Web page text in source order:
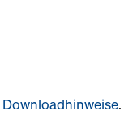
Downloadhinweise.